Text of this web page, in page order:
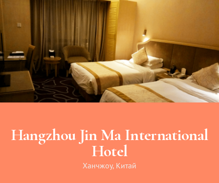
Клуб
Преимущества
Партнерам
Благотворительность
Hangzhou Jin Ma International
Hotel
Ханчжоу, Китай